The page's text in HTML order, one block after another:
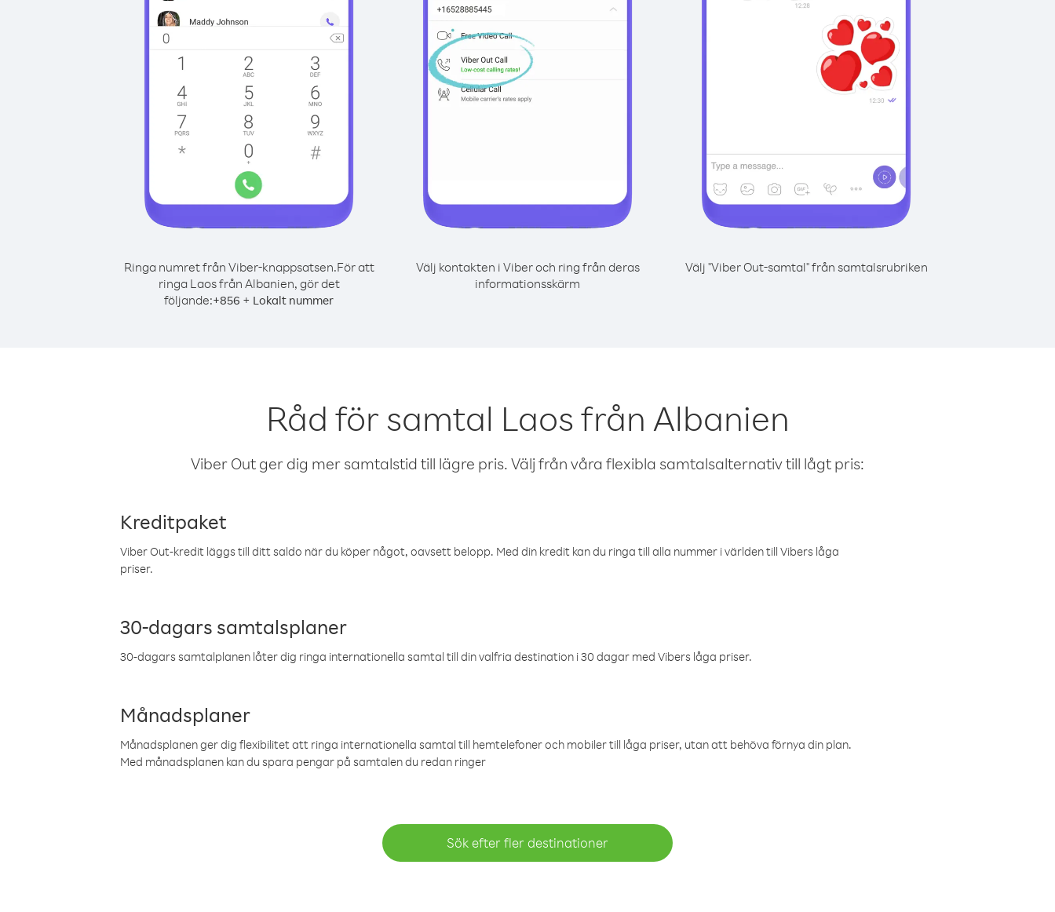
Ringa numret från Viber-knappsatsen.För att
ringa Laos från Albanien, gör det
följande:+856 + Lokalt nummer
Välj kontakten i Viber och ring från deras
informationsskärm
Välj "Viber Out-samtal" från samtalsrubriken
Råd för samtal Laos från Albanien
Viber Out ger dig mer samtalstid till lägre pris. Välj från våra flexibla samtalsalternativ till lågt pris:
Kreditpaket
Viber Out-kredit läggs till ditt saldo när du köper något, oavsett belopp. Med din kredit kan du ringa till alla nummer i världen till Vibers låga
priser.
30-dagars samtalsplaner
30-dagars samtalplanen låter dig ringa internationella samtal till din valfria destination i 30 dagar med Vibers låga priser.
Månadsplaner
Månadsplanen ger dig flexibilitet att ringa internationella samtal till hemtelefoner och mobiler till låga priser, utan att behöva förnya din plan.
Med månadsplanen kan du spara pengar på samtalen du redan ringer
Sök efter fler destinationer